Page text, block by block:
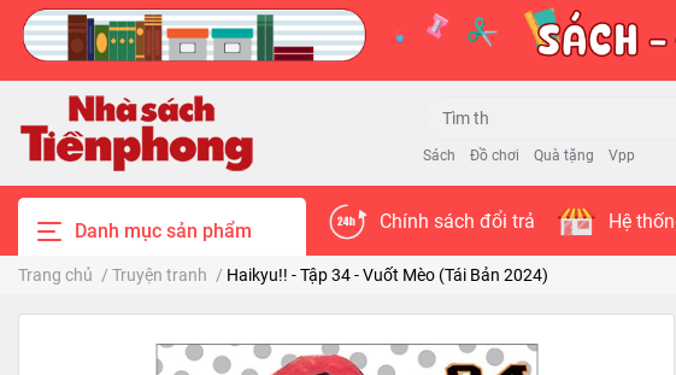
Sách Đồ chơi Quà tặng Vpp
Danh mục sản phẩm Chính sách đổi trả Hệ
Trang chủ / Truyện tranh / Haikyu!! - Tập 34 - Vuốt Mèo (Tái Bản 2024)